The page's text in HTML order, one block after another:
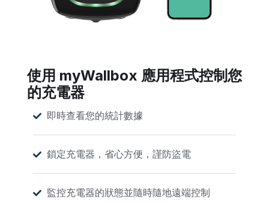
使用 myWallbox 應用程式控制您
的充電器
即時查看您的統計數據
鎖定充電器，省心方便，謹防盜電
監控充電器的狀態並隨時隨地遠端控制